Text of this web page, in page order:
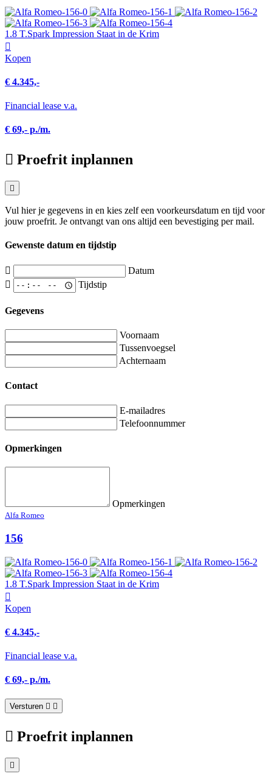
1.8 T.Spark Impression Staat in de Krim
Kopen
€ 4.345,-
Financial lease v.a.
€ 69,- p./m.
Proefrit inplannen
Vul hier je gegevens in en kies zelf een voorkeursdatum en tijd voor
jouw proefrit. Je ontvangt van ons altijd een bevestiging per mail.
Gewenste datum en tijdstip
Datum
Tijdstip
Gegevens
Voornaam
Tussenvoegsel
Achternaam
Contact
E-mailadres
Telefoonnummer
Opmerkingen
Opmerkingen
Alfa Romeo
156
1.8 T.Spark Impression Staat in de Krim
Kopen
€ 4.345,-
Financial lease v.a.
€ 69,- p./m.
Versturen
Proefrit inplannen